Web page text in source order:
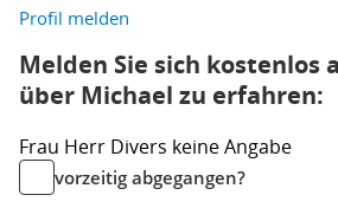
Profil melden
Melden Sie sich kostenlos
über Michael zu erfahren:
Frau Herr Divers keine Angabe
vorzeitig abgegangen?